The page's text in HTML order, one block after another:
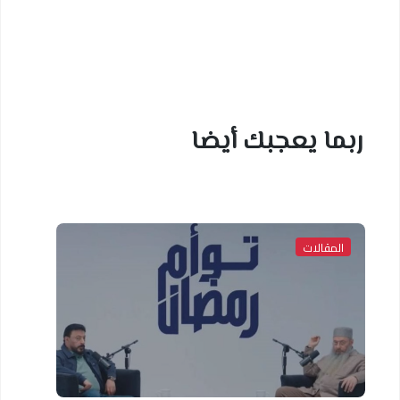
ربما يعجبك أيضا
المقالات